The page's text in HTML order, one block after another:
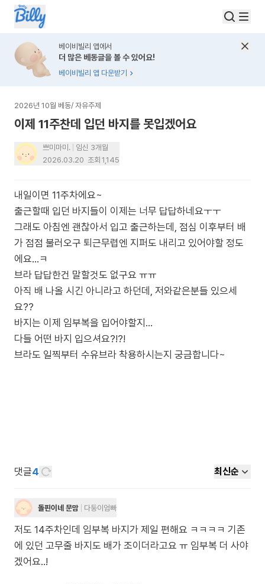
베이비빌리 앱에서
더 많은 베동글을 볼 수 있어요!
베이비빌리 앱 다운받기
2026년 10월 베동/ 자유주제
이제 11주찬데 입던 바지를 못입겠어요
쁘미마미.
임신 3개월
2026.03.20 조회 1,145
내일이면 11주차에요~
출근할때 입던 바지들이 이제는 너무 답답하네요ㅜㅜ
그래도 아침엔 괜찮아서 입고 출근하는데, 점심 이후부터 배
가 점점 불러오구 퇴근무렵엔 지퍼도 내리고 있어야할 정도
에요...ㅋ
브라 답답한건 말할것도 없구요 ㅠㅠ
아직 배 나올 시긴 아니라고 하던데, 저와같은분들 있으세
요??
바지는 이제 임부복을 입어야할지...
다들 어떤 바지 입으셔요?!?!
브라도 일찍부터 수유브라 착용하시는지 궁금합니다~
댓글4 최신순
돌핀이네 문맘 다둥이엄빠
저도 14주차인데 임부복 바지가 제일 편해요 ㅋㅋㅋㅋ 기존
에 있던 고무줄 바지도 배가 조이더라고요 ㅠ 임부복 더 사야
겠어요..!